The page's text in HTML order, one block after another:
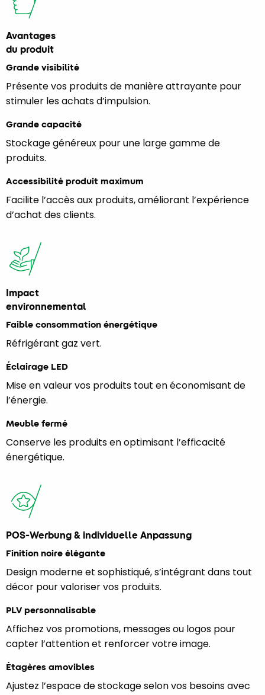
Avantages
du produit
Grande visibilité
Présente vos produits de manière attrayante pour
stimuler les achats d’impulsion.
Grande capacité
Stockage généreux pour une large gamme de
produits.
Accessibilité produit maximum
Facilite l’accès aux produits, améliorant l’expérience
d’achat des clients.
Impact
environnemental
Faible consommation énergétique
Réfrigérant gaz vert.
Éclairage LED
Mise en valeur vos produits tout en économisant de
l’énergie.
Meuble fermé
Conserve les produits en optimisant l’efficacité
énergétique.
POS-Werbung & individuelle Anpassung
Finition noire élégante
Design moderne et sophistiqué, s’intégrant dans tout
décor pour valoriser vos produits.
PLV personnalisable
Affichez vos promotions, messages ou logos pour
capter l’attention et renforcer votre image.
Étagères amovibles
Ajustez l’espace de stockage selon vos besoins avec